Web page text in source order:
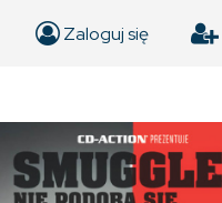
Zaloguj się